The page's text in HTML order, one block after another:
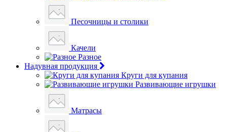
Песочницы и столики
Качели
Разное
Надувная продукция
Круги для купания
Развивающие игрушки
Матрасы